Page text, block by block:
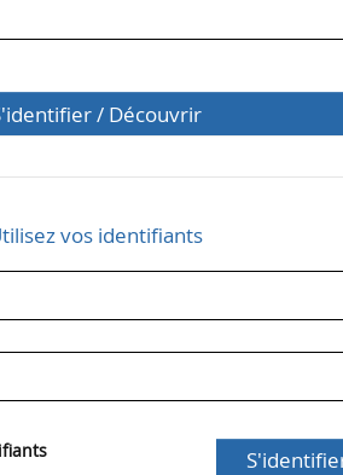
/ Découvrir
vos identifiants